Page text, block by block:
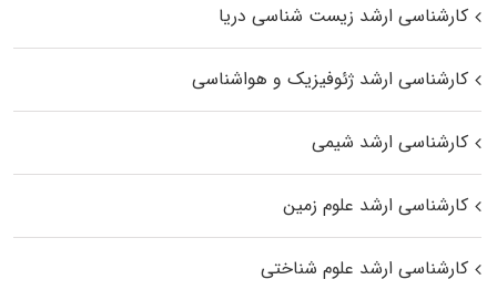
کارشناسی ارشد زیست‌ شناسی دریا
کارشناسی ارشد ژئوفیزیک و هواشناسی
کارشناسی ارشد شیمی
کارشناسی ارشد علوم زمین
کارشناسی ارشد علوم شناختی